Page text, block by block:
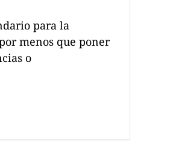
para la
menos que poner
o